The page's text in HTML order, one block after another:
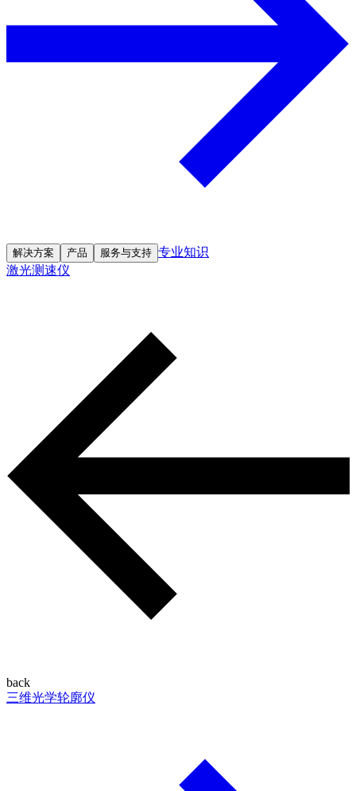
解决方案 产品 服务与支持 专业知识
激光测速仪
back
三维光学轮廓仪